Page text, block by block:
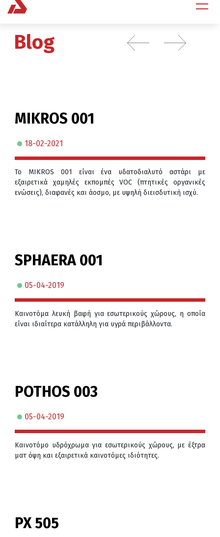
Blog
MIKROS 001
18-02-2021
Το MIKROS 001 είναι ένα υδατοδιαλυτό αστάρι με
εξαιρετικά χαμηλές εκπομπές VOC (πτητικές οργανικές
ενώσεις), διαφανές και άοσμο, με υψηλή διεισδυτική ισχύ.
SPHAERA 001
05-04-2019
Καινοτόμα λευκή βαφή για εσωτερικούς χώρους, η οποία
είναι ιδιαίτερα κατάλληλη για υγρά περιβάλλοντα.
POTHOS 003
05-04-2019
Καινοτόμο υδρόχρωμα για εσωτερικούς χώρους, με έξτρα
ματ όψη και εξαιρετικά καινοτόμες ιδιότητες.
PX 505